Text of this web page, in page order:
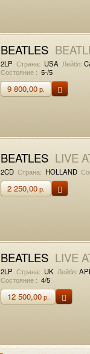
BEATLES
2LP Страна: USA Лейбл:
Состояние : 5-/5
9 800,00р.
BEATLES LIVE
2CD Страна: HOLLAND
2 250,00р.
BEATLES LIVE
2LP Страна: UK Лейбл:
Состояние : 4/5
12 500,00р.